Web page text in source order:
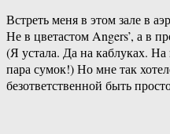
Встреть меня в этом зале в
Не в цветастом Angers’, а в
(Я устала. Да на каблуках. На
пара сумок!) Но мне так
безответственной быть